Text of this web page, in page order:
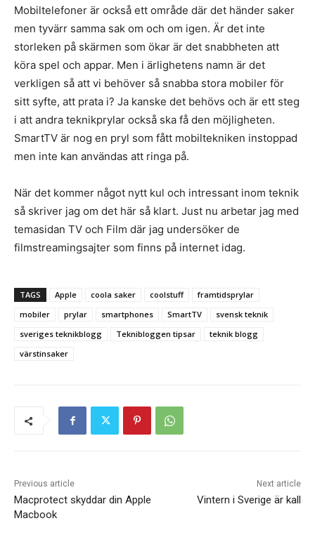
Mobiltelefoner är också ett område där det händer saker
men tyvärr samma sak om och om igen. Är det inte
storleken på skärmen som ökar är det snabbheten att
köra spel och appar. Men i ärlighetens namn är det
verkligen så att vi behöver så snabba stora mobiler för
sitt syfte, att prata i? Ja kanske det behövs och är ett steg
i att andra teknikprylar också ska få den möjligheten.
SmartTV är nog en pryl som fått mobiltekniken instoppad
men inte kan användas att ringa på.
När det kommer något nytt kul och intressant inom teknik
så skriver jag om det här så klart. Just nu arbetar jag med
temasidan TV och Film där jag undersöker de
filmstreamingsajter som finns på internet idag.
TAGS Apple coola saker coolstuff
framtidsprylar
mobiler
prylar smartphones SmartTV
svensk teknik
sveriges teknikblogg
Teknibloggen tipsar
teknik blogg
värstinsaker
Previous article
Macprotect skyddar din Apple
Macbook
Next article
Vintern i Sverige är kall